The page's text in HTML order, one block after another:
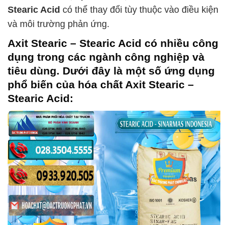
Stearic Acid có thể thay đổi tùy thuộc vào điều kiện
và môi trường phản ứng.
Axit Stearic – Stearic Acid có nhiều công
dụng trong các ngành công nghiệp và
tiêu dùng. Dưới đây là một số ứng dụng
phổ biến của hóa chất Axit Stearic –
Stearic Acid: